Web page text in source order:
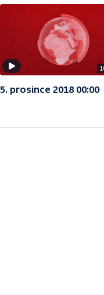
5. prosince 2018 00:00